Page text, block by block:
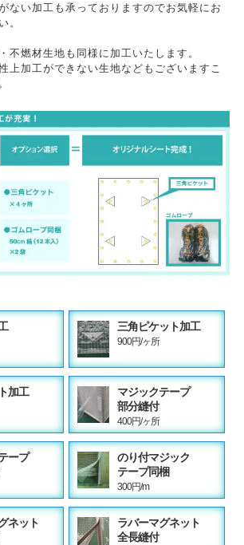
ない加工も承っておりますのでお気軽にお
。
不燃材生地も同様に加工いたします。
上加工ができない生地などもございますこ
三角ピケット加工
900円/ヶ所
加工
マジックテープ
部分縫付
400円/ヶ所
ープ
のり付マジック
テープ同梱
300円/m
ネット
ラバーマグネット
全長縫付